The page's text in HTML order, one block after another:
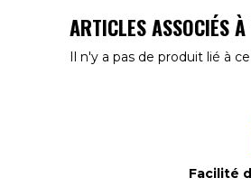
ARTICLES ASSOCIÉS
Il n'y a pas de produit lié à
Facilité